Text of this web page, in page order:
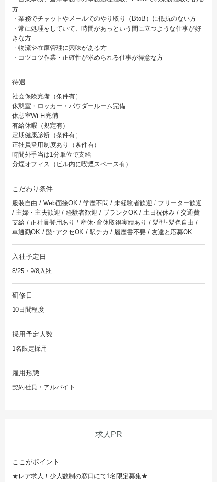
方
・業務でチャットやメールでのやり取り（BtoB）に抵抗のない方
・常に処理をしていて、時間があっという間に立つような仕事が好
きな方
・物流や在庫管理に興味がある方
・コツコツ作業・正確性が求められる仕事が得意な方
待遇
社会保険完備（条件有）
休憩室・ロッカー・パウダールーム完備
休憩室Wi-Fi完備
有給休暇（規定有）
定期健康診断（条件有）
正社員登用制度あり（条件有）
時間外手当は1分単位で支給
分煙オフィス（ビル内に喫煙スペース有）
こだわり条件
服装自由 / Web面接OK / 学歴不問 / 未経験者歓迎 / フリーター歓迎
/ 主婦・主夫歓迎 / 経験者歓迎 / ブランクOK / 土日祝休み / 交通費
支給 / 正社員登用あり / 産休･育休取得実績あり / 髪型･髪色自由 /
車通勤OK / 髭･アクセOK / 駅チカ / 履歴書不要 / 友達と応募OK
入社予定日
8/25・9/8入社
研修日
10日間程度
採用予定人数
1名限定採用
雇用形態
契約社員・アルバイト
求人PR
ここがポイント
★レア求人！少人数制の窓口にて1名限定募集★